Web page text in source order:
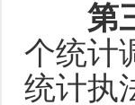
第
个统计
统计执